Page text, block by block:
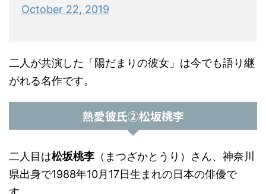
October 22, 2019
二人が共演した「陽だまりの彼女」は今でも語り継
がれる名作です。
熱愛彼氏②松坂桃李
二人目は松坂桃李 （まつざかとうり）さん、神奈川
県出身で1988年10月17日生まれの日本の俳優で